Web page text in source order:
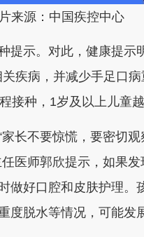
来源：中国疾控中心
示。对此，健康提示
疾病，并减少手足口
接种，1岁及以上儿童越
不要惊慌，要密切观
医师郭欣提示，如果
做好口腔和皮肤护理。
脱水等情况，可能发